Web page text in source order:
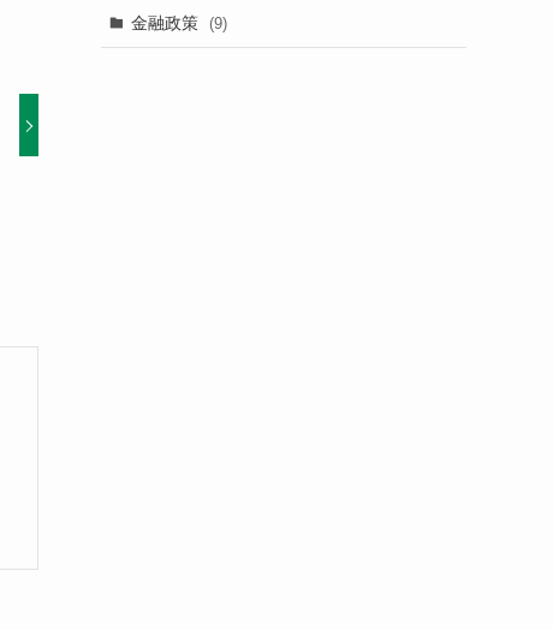
金融政策 (9)